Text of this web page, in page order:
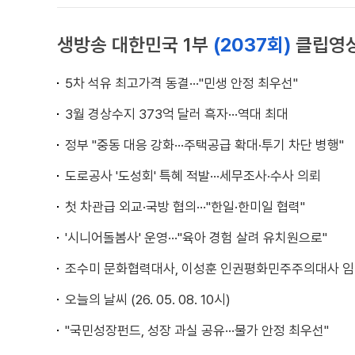
생방송 대한민국 1부 (2037회) 클립영
5차 석유 최고가격 동결···"민생 안정 최우선"
3월 경상수지 373억 달러 흑자···역대 최대
정부 "중동 대응 강화···주택공급 확대·투기 차단 병행"
도로공사 '도성회' 특혜 적발···세무조사·수사 의뢰
첫 차관급 외교·국방 협의···"한일·한미일 협력"
'시니어돌봄사' 운영···"육아 경험 살려 유치원으로"
조수미 문화협력대사, 이성훈 인권평화민주주의대사
오늘의 날씨 (26. 05. 08. 10시)
"국민성장펀드, 성장 과실 공유···물가 안정 최우선"